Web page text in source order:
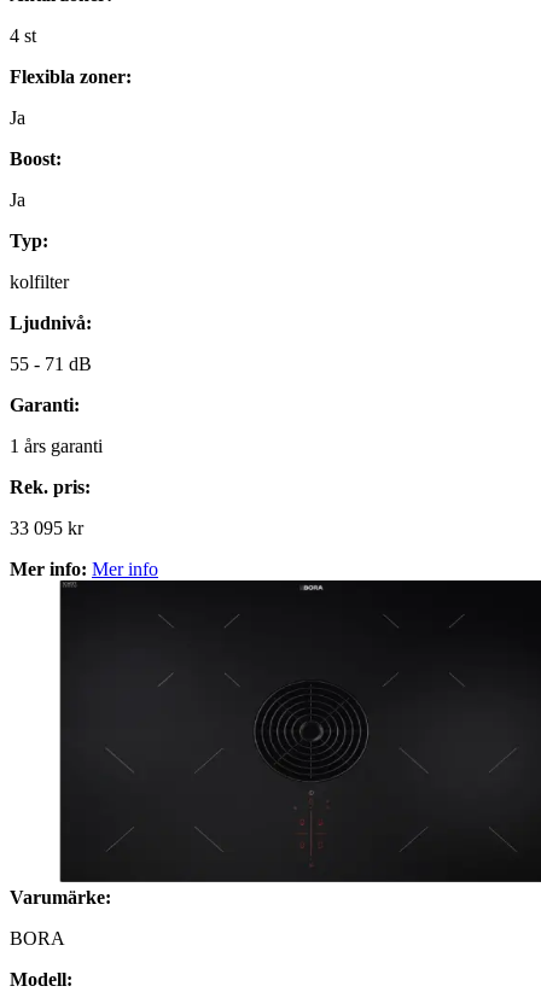
4 st
Flexibla zoner:
Ja
Boost:
Ja
Typ:
kolfilter
Ljudnivå:
55 - 71 dB
Garanti:
1 års garanti
Rek. pris:
33 095 kr
Mer info: Mer info
Varumärke:
BORA
Modell: